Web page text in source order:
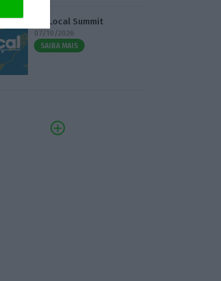
3.º Local Summit
07/10/2026
SAIBA MAIS